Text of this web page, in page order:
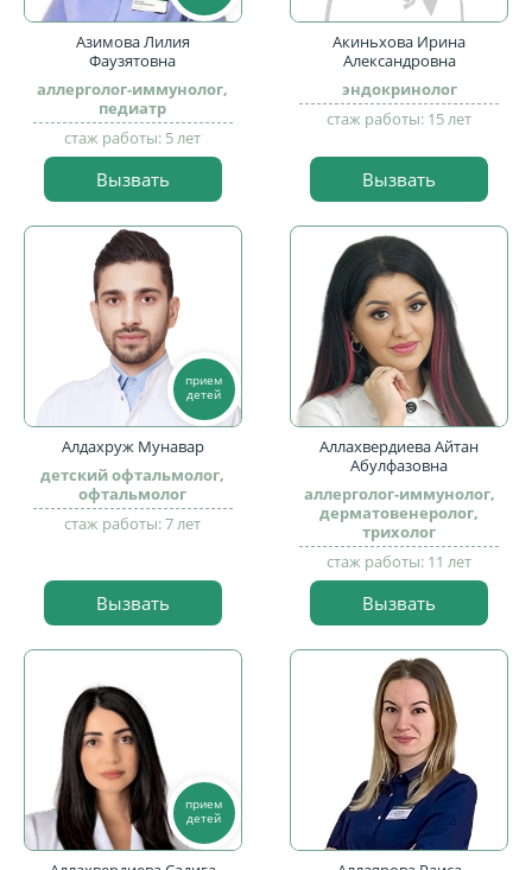
Азимова Лилия
Фаузятовна
аллерголог-иммунолог,
педиатр
стаж работы: 5 лет
Вызвать
Акиньхова Ирина
Александровна
эндокринолог
стаж работы: 15 лет
Вызвать
прием
детей
Алдахруж Мунавар
детский офтальмолог,
офтальмолог
стаж работы: 7 лет
Вызвать
Аллахвердиева Айтан
Абулфазовна
аллерголог-иммунолог,
дерматовенеролог,
трихолог
стаж работы: 11 лет
Вызвать
прием
детей